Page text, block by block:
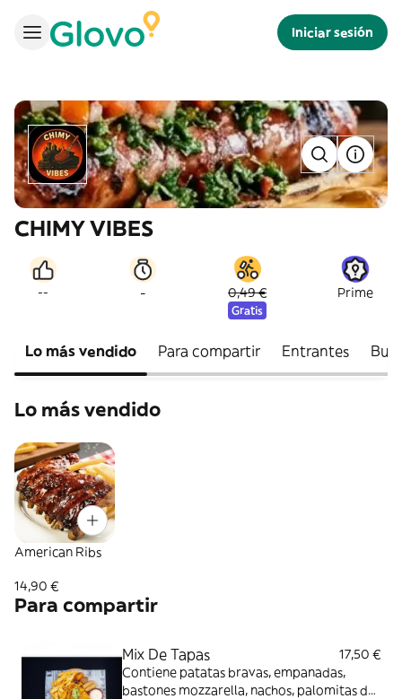
Iniciar sesión
CHIMY VIBES
-- - 0,49 €
Gratis
Prime
Lo más vendido Para compartir Entrantes
Lo más vendido
American Ribs
14,90 €
Para compartir
Mix De Tapas
17,50 €
Contiene patatas bravas, empanadas,
bastones mozzarella, nachos, palomitas de